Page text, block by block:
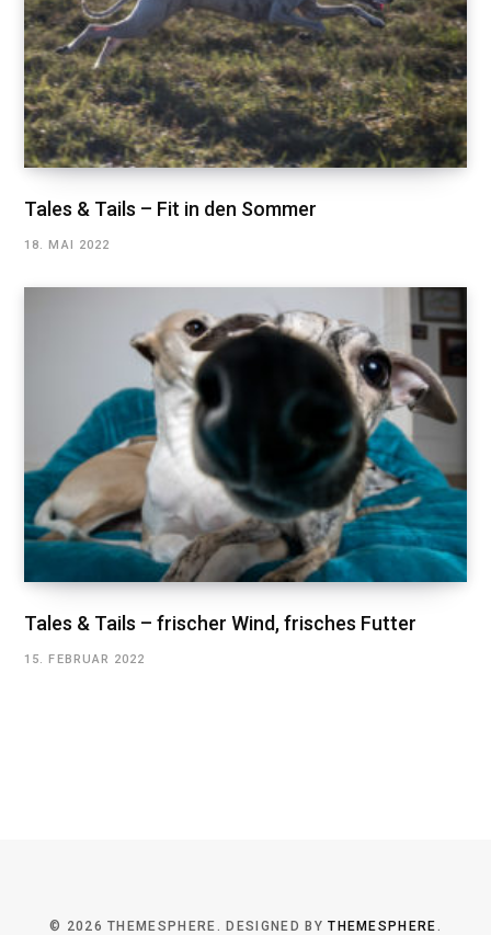
Tales & Tails – Fit in den Sommer
18. MAI 2022
Tales & Tails – frischer Wind, frisches Futter
15. FEBRUAR 2022
© 2026 THEMESPHERE. DESIGNED BYTHEMESPHERE.